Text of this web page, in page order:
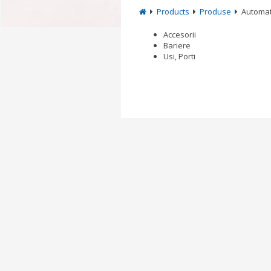
Products Produse
Accesorii
Bariere
Usi, Porti